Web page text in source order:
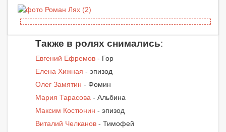
Также в ролях снимались:
Евгений Ефремов - Гор
Елена Хижная - эпизод
Олег Замятин - Фомин
Мария Тарасова - Альбина
Максим Костюнин - эпизод
Виталий Челканов - Тимофей